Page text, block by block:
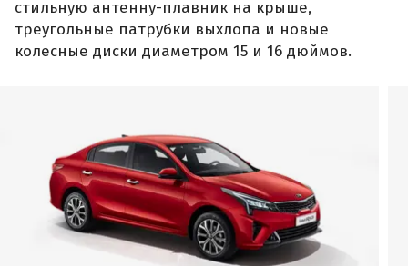
стильную антенну-плавник на крыше,
треугольные патрубки выхлопа и новые
колесные диски диаметром 15 и 16 дюймов.